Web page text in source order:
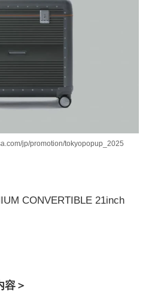
jp/promotion/tokyopopup_2025
CONVERTIBLE 21inch
容＞